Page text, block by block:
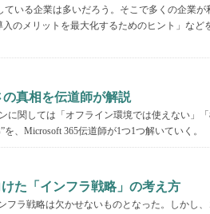
いる企業は多いだろう。そこで多くの企業が
のメリットを最大化するためのヒント」など
真相を伝道師が解説
に関しては「オフライン環境では使えない」
、Microsoft 365伝道師が1つ1つ解いていく。
た「インフラ戦略」の考え方
ラ戦略は欠かせないものとなった。しかし、